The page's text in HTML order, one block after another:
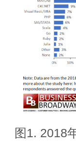
图1. 2018